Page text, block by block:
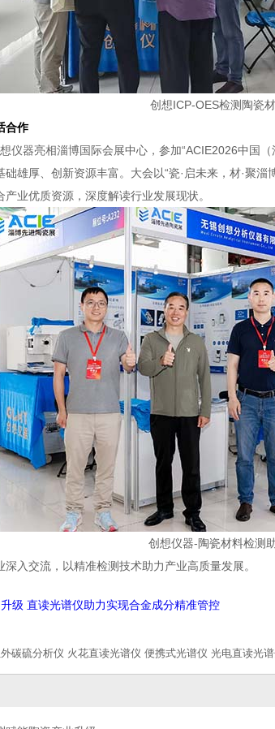
创想ICP-OES检测陶瓷
合作
仪器亮相淄博国际会展中心，参加“ACIE2026中国
雄厚、创新资源丰富。大会以“瓷·启未来，材·聚
业优质资源，深度解读行业发展现状。
创想仪器-陶瓷材料检测
入交流，以精准检测技术助力产业高质量发展。
级 直读光谱仪助力实现合金成分精准管控
碳硫分析仪 火花直读光谱仪 便携式光谱仪 光电直读光